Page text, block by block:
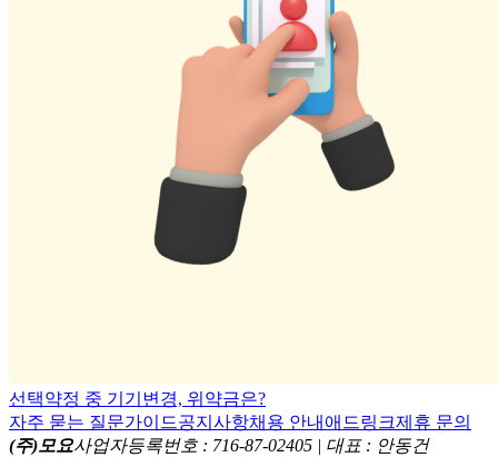
선택약정 중 기기변경, 위약금은?
자주 묻는 질문가이드공지사항채용 안내 애드링크제휴 문의
(주)모요사업자등록번호 : 716-87-02405 | 대표 : 안동건